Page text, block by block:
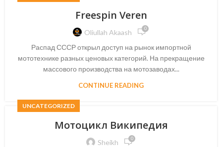
Freespin Veren
Oliullah Akaash 0
Распад СССР открыл доступ на рынок импортной
мототехнике разных ценовых категорий. На прекращение
массового производства на мотозаводах...
CONTINUE READING
UNCATEGORIZED
Мотоцикл Википедия
Sheikh 0